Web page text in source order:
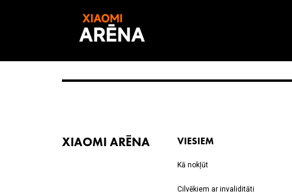
XIAOMI ARĒNA VIESIEM
Kā nokļūt
Cilvēkiem ar invaliditāti